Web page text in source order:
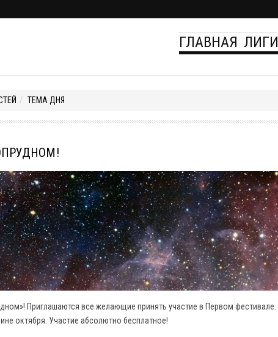
ГЛАВНАЯ ЛИГИ
ТЕМА ДНЯ
Приглашаются все желающие принять участие в Первом фестивале.
октября. Участие абсолютно бесплатное!